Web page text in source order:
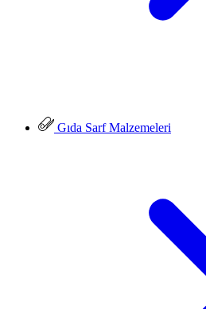
Gıda Sarf Malzemeleri